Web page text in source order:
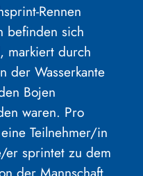
Rennen
befinden sich
markiert durch
der Wasserkante
Bojen
waren. Pro
Teilnehmer/in
er sprintet zu dem